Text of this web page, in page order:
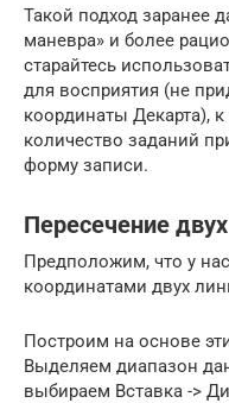
Такой подход заранее
маневра» и более
старайтесь
для восприятия (не
координаты Декарта),
количество заданий
форму записи.
Пересечение
Предположим, что у
координатами двух
Построим на основе
Выделяем диапазон
выбираем Вставка ->